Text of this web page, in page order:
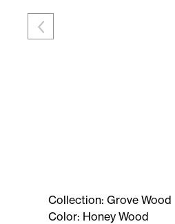
Collection: Grove Wood
Color: Honey Wood